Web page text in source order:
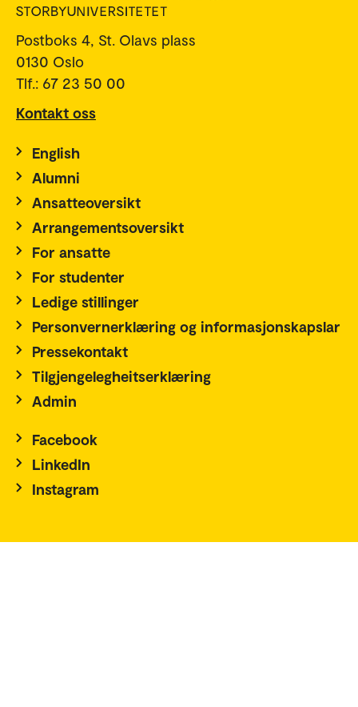
Postboks 4, St. Olavs plass
0130 Oslo
Tlf.: 67 23 50 00
Kontakt oss
English
Alumni
Ansatteoversikt
Arrangementsoversikt
For ansatte
For studenter
Ledige stillinger
Personvernerklæring og informasjonskapslar
Pressekontakt
Tilgjengelegheitserklæring
Admin
Facebook
LinkedIn
Instagram